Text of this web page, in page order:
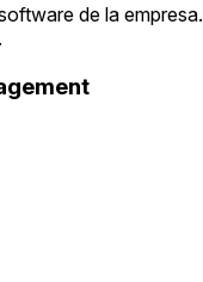
de la empresa.
.